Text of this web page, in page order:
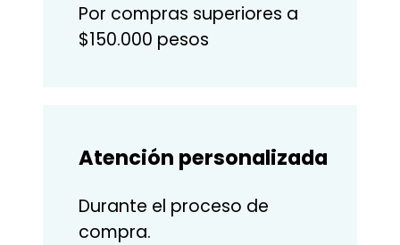
Por compras superiores a
$150.000 pesos
Atención personalizada
Durante el proceso de
compra.